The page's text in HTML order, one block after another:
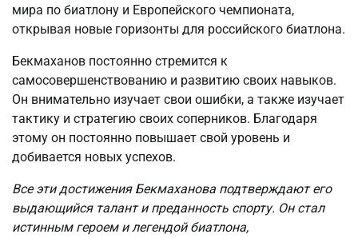
мира по биатлону и Европейского чемпионата,
открывая новые горизонты для российского биатлона.
Бекмаханов постоянно стремится к
самосовершенствованию и развитию своих навыков.
Он внимательно изучает свои ошибки, а также изучает
тактику и стратегию своих соперников. Благодаря
этому он постоянно повышает свой уровень и
добивается новых успехов.
Все эти достижения Бекмаханова подтверждают его
выдающийся талант и преданность спорту. Он стал
истинным героем и легендой биатлона,